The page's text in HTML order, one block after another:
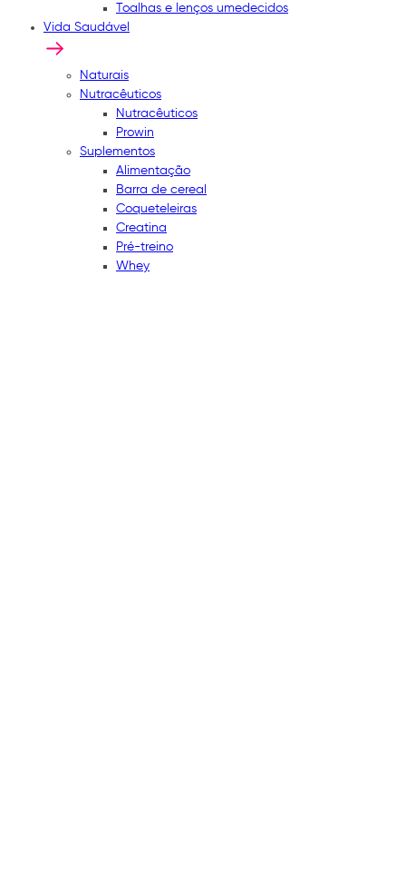
Toalhas e lenços umedecidos
Vida Saudável
Naturais
Nutracêuticos
Nutracêuticos
Prowin
Suplementos
Alimentação
Barra de cereal
Coqueteleiras
Creatina
Pré-treino
Whey